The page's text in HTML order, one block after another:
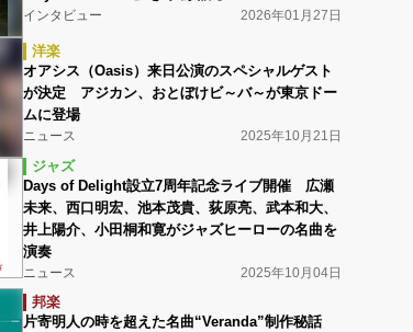
インタビュー 2026年01月27日
洋楽
オアシス（Oasis）来日公演のスペシャルゲスト
が決定 アジカン、おとぼけビ～バ～が東京ドー
ムに登場
ニュース 2025年10月21日
ジャズ
Days of Delight設立7周年記念ライブ開催 広瀬
未来、西口明宏、池本茂貴、荻原亮、武本和大、
井上陽介、小田桐和寛がジャズヒーローの名曲を
演奏
ニュース 2025年10月04日
邦楽
片寄明人の時を超えた名曲“Veranda”制作秘話